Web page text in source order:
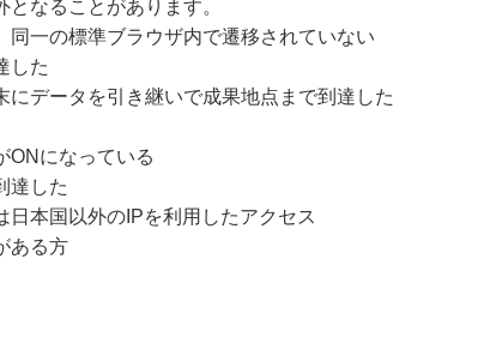
なることがあります。
同一の標準ブラウザ内で遷移されていない
した
にデータを引き継いで成果地点まで到達した
ONになっている
達した
日本国以外のIPを利用したアクセス
ある方